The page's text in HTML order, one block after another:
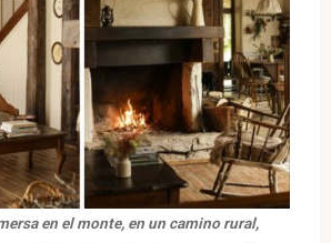
en el monte, en un camino rural,